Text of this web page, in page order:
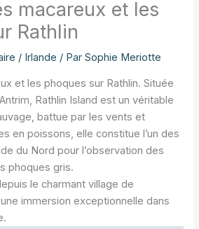
macareux et les
Rathlin
/ Irlande / ParSophie Meriotte
et les phoques sur Rathlin. Située
Rathlin Island est un véritable
battue par les vents et
en poissons, elle constitue l’un des
du Nord pour l’observation des
phoques gris.
le charmant village de
immersion exceptionnelle dans